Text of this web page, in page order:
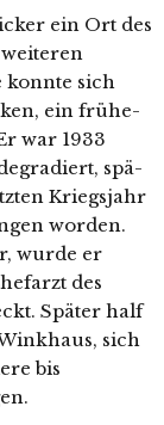
ein Ort des
konn­te sich
ein frü­he­
war 1933
spä­
Kriegsjahr
wor­den.
wur­de er
des
Später half
sich
bis